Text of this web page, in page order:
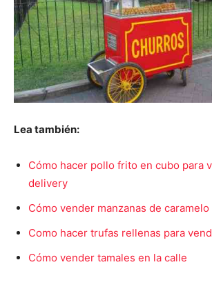
Lea también:
Cómo hacer pollo frito en cubo para
delivery
Cómo vender manzanas de
Como hacer trufas rellenas para
Cómo vender tamales en la calle